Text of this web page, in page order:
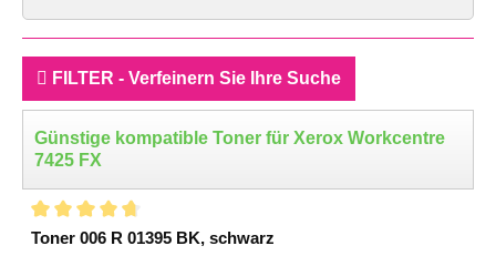
FILTER - Verfeinern Sie Ihre Suche
Günstige kompatible Toner für Xerox Workcentre
7425 FX
Toner 006 R 01395 BK, schwarz